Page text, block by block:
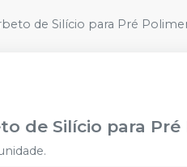
de Silício para Pré
de Silício para